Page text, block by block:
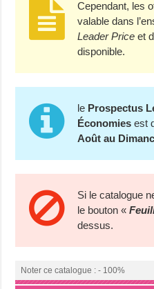
Cependant, les
valable dans
Leader Price et
disponible.
le Prospectus
Économies est
Août au
Si le catalogue
le bouton «
dessus.
Noter ce catalogue : - 100%